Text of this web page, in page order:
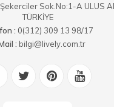
Sok.No:1-A ULUS
TÜRKİYE
: 0(312) 309 13 98/17
: bilgi@lively.com.tr